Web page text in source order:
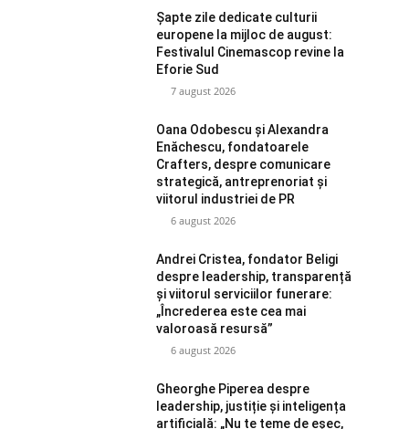
Șapte zile dedicate culturii
europene la mijloc de august:
Festivalul Cinemascop revine la
Eforie Sud
7 august 2026
Oana Odobescu și Alexandra
Enăchescu, fondatoarele
Crafters, despre comunicare
strategică, antreprenoriat și
viitorul industriei de PR
6 august 2026
Andrei Cristea, fondator Beligi
despre leadership, transparență
și viitorul serviciilor funerare:
„Încrederea este cea mai
valoroasă resursă”
6 august 2026
Gheorghe Piperea despre
leadership, justiție și inteligența
artificială: „Nu te teme de eșec,